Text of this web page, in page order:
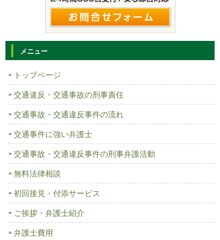
メニュー
トップページ
交通違反・交通事故の刑事責任
交通事故・交通違反事件の流れ
交通事件に強い弁護士
交通事故・交通違反事件の刑事弁護活動
無料法律相談
初回接見・付添サービス
ご挨拶・弁護士紹介
弁護士費用